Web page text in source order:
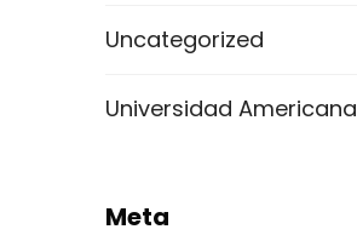
Uncategorized
Universidad Americana
Meta